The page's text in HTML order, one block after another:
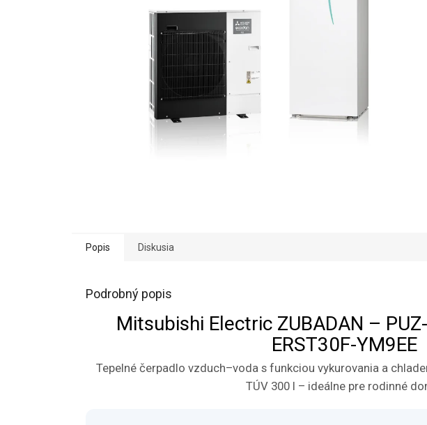
Popis Diskusia
Podrobný popis
Mitsubishi Electric ZUBADAN –
ERST30F-YM9EE
Tepelné čerpadlo vzduch–voda s funkciou vykurovania a
TÚV 300 l – ideálne pre rodinné